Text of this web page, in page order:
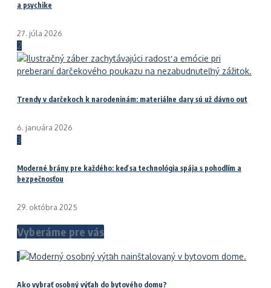
a psychike
27. júla 2026
2
Trendy v darčekoch k narodeninám: materiálne dary sú už dávno out
6. januára 2026
3
Moderné brány pre každého: keď sa technológia spája s pohodlím a
bezpečnosťou
29. októbra 2025
Vyberáme pre vás
1
Ako vybrať osobný výťah do bytového domu?